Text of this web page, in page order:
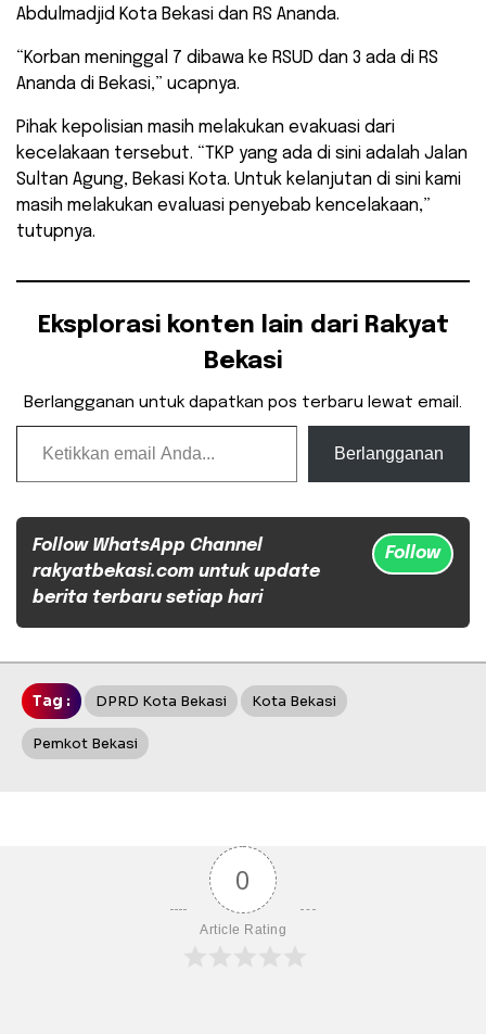
Abdulmadjid Kota Bekasi dan RS Ananda.
“Korban meninggal 7 dibawa ke RSUD dan 3 ada di RS
Ananda di Bekasi,” ucapnya.
Pihak kepolisian masih melakukan evakuasi dari
kecelakaan tersebut. “TKP yang ada di sini adalah Jalan
Sultan Agung, Bekasi Kota. Untuk kelanjutan di sini kami
masih melakukan evaluasi penyebab kencelakaan,”
tutupnya.
Eksplorasi konten lain dari Rakyat
Bekasi
Berlangganan untuk dapatkan pos terbaru lewat email.
Ketikkan email Anda...
Berlangganan
Follow WhatsApp Channel
rakyatbekasi.com untuk update
berita terbaru setiap hari
Follow
Tag : DPRD Kota Bekasi Kota Bekasi
Pemkot Bekasi
0
Article Rating